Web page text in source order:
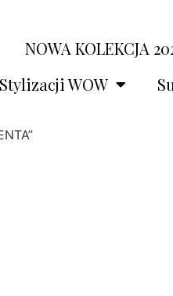
NOWA KOLEKCJA
WOW